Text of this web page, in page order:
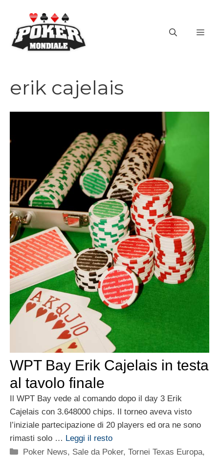
contenuto
erik cajelais
WPT Bay Erik Cajelais in testa
al tavolo finale
Il WPT Bay vede al comando dopo il day 3 Erik
Cajelais con 3.648000 chips. Il torneo aveva visto
l’iniziale partecipazione di 20 players ed ora ne sono
rimasti solo … Leggi il resto
Categorie
Poker News, Sale da Poker,Tornei Texas Europa,